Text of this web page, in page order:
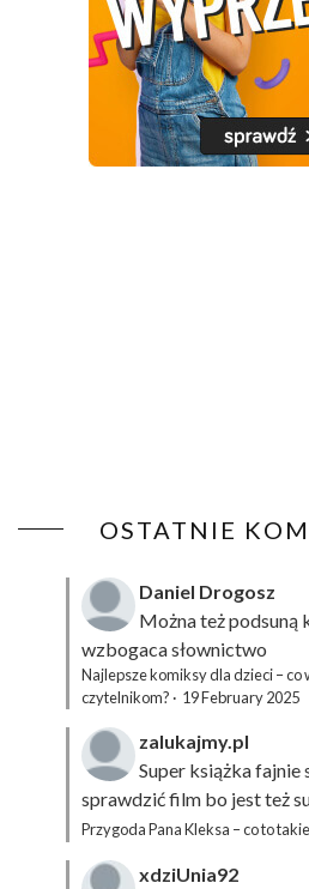
OSTATNIE
Daniel Drogosz
Można też podsuną
wzbogaca słownictwo
Najlepsze komiksy dla dzieci – co
czytelnikom? · 19 February 2025
zalukajmy.pl
Super książka fajnie
sprawdzić film bo jest też
Przygoda Pana Kleksa – co to
xdziUnia92